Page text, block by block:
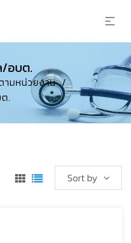
/อบต.
ามหน่วยงาน /
.
Sort by